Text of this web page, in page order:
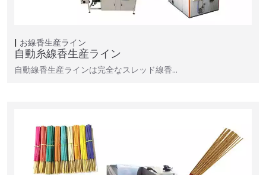
お線香生産ライン
自動糸線香生産ライン
自動線香生産ラインは完全なスレッド線香…